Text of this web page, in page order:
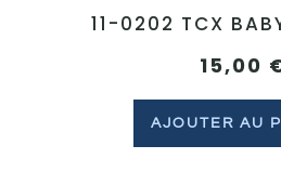
11-0202 TCX
15,00
AJOUTER AU